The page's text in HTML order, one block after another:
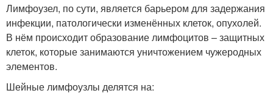
Лимфоузел, по сути, является барьером для задержания
инфекции, патологически изменённых клеток, опухолей.
В нём происходит образование лимфоцитов – защитных
клеток, которые занимаются уничтожением чужеродных
элементов.
Шейные лимфоузлы делятся на: